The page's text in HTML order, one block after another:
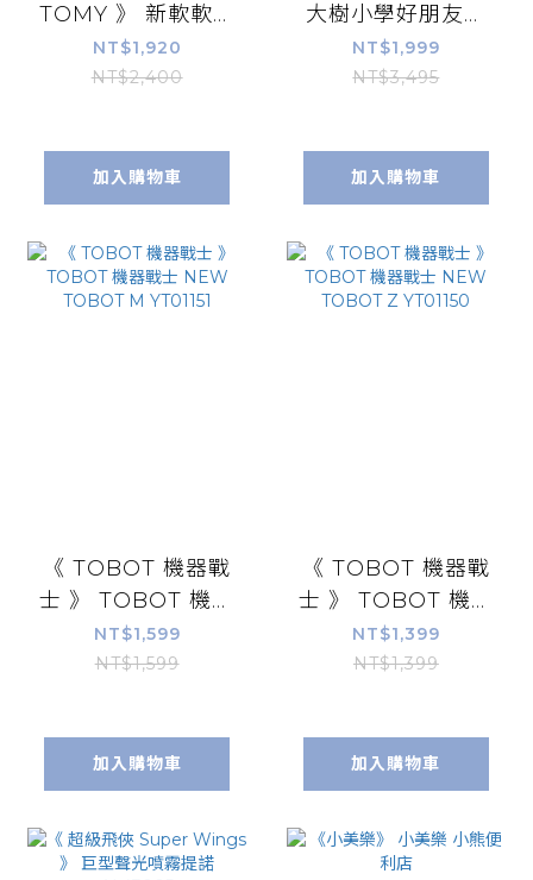
TOMY 》 新軟軟噗
尼寵物小精靈(粉)
NT$1,920
NT$2,400
加入購物車
大樹小學好朋友禮
盒組
NT$1,999
NT$3,495
加入購物車
《 TOBOT 機器戰
士 》 TOBOT 機器
戰士 NEW
TOBOT M
NT$1,599
NT$1,599
加入購物車
《 TOBOT 機器戰
士 》 TOBOT 機器
戰士 NEW
TOBOT Z
NT$1,399
NT$1,399
加入購物車